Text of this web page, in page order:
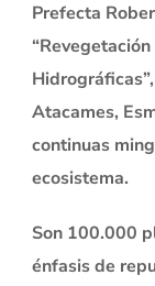
Prefecta
Atacames,
continuas
ecosistema.
Son 100.000
énfasis de